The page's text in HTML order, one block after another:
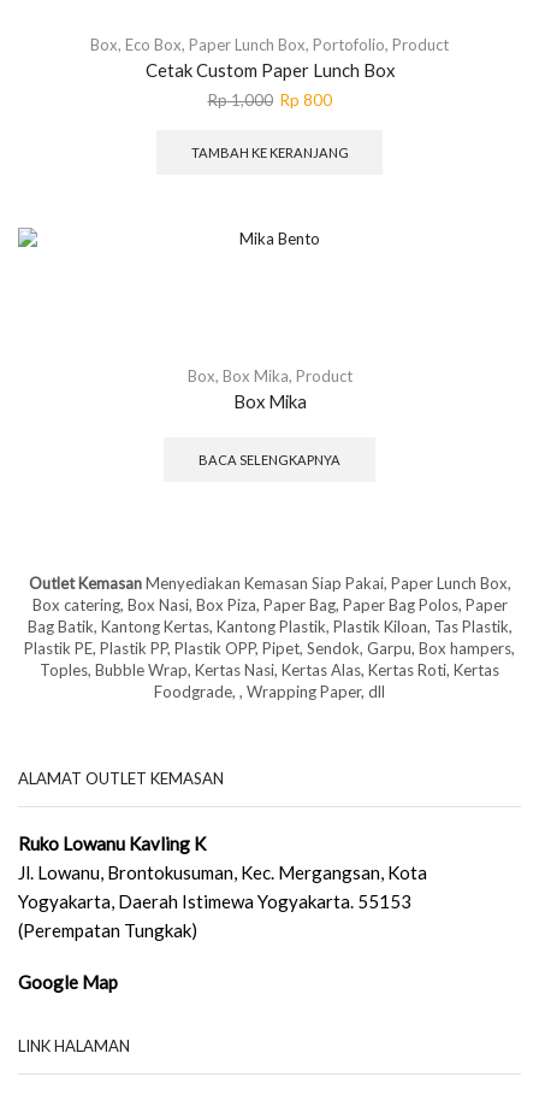
Box, Eco Box, Paper Lunch Box, Portofolio, Product
Cetak Custom Paper Lunch Box
Rp1,000 Harga
adalah:
Rp 800Harga
ini
TAMBAH KE KERANJANG
Box, Box Mika, Product
Box Mika
BACA SELENGKAPNYA
Outlet KemasanMenyediakan Kemasan Siap Pakai, Paper Lunch Box,
Box catering, Box Nasi, Box Piza, Paper Bag, Paper Bag Polos, Paper
Bag Batik, Kantong Kertas, Kantong Plastik, Plastik Kiloan, Tas Plastik,
Plastik PE, Plastik PP, Plastik OPP, Pipet, Sendok, Garpu, Box hampers,
Toples, Bubble Wrap, Kertas Nasi, Kertas Alas, Kertas Roti, Kertas
Foodgrade, , Wrapping Paper, dll
ALAMAT OUTLET KEMASAN
Ruko Lowanu Kavling K
Jl. Lowanu, Brontokusuman, Kec. Mergangsan, Kota
Yogyakarta, Daerah Istimewa Yogyakarta. 55153
(Perempatan Tungkak)
Google Map
LINK HALAMAN